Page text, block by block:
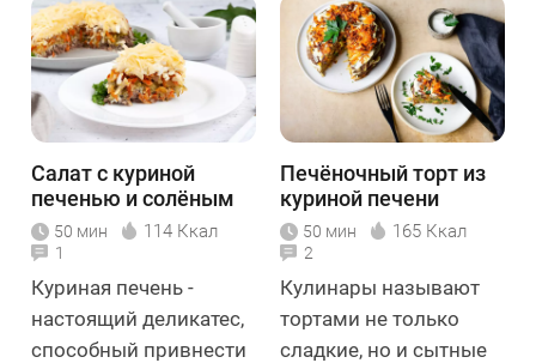
Салат с куриной
печенью и солёным
огурцом
50 мин 114 Ккал
1
Куриная печень -
настоящий деликатес,
способный привнести
Печёночный торт из
куриной печени
50 мин 165 Ккал
2
Кулинары называют
тортами не только
сладкие, но и сытные